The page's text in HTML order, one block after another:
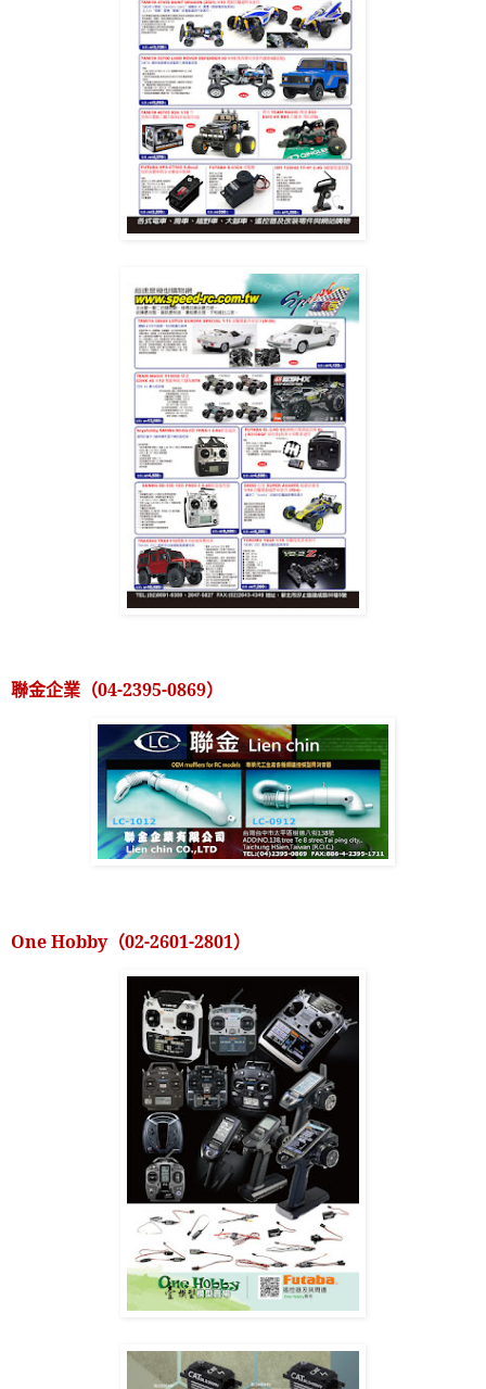
聯金企業（04-2395-0869）
One Hobby（02-2601-2801）